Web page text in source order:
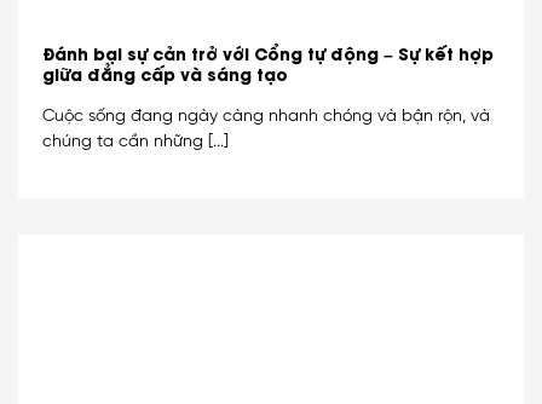
Đánh bại sự cản trở với Cổng tự động – Sự kết hợp
giữa đẳng cấp và sáng tạo
Cuộc sống đang ngày càng nhanh chóng và bận rộn, và
chúng ta cần những [...]